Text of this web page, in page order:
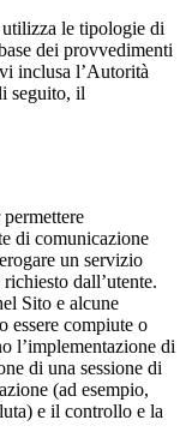
le tipologie di
dei provvedimenti
inclusa l’Autorità
seguito, il
di comunicazione
un servizio
dall’utente.
Sito e alcune
essere compiute o
l’implementazione di
di una sessione di
(ad esempio,
e il controllo e la